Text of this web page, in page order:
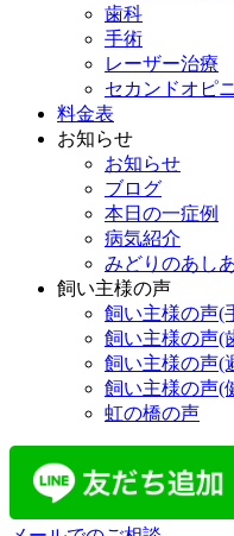
歯科
手術
レーザー治療
セカンドオピ
料金表
お知らせ
お知らせ
ブログ
本日の一症例
病気紹介
みどりのあし
飼い主様の声
飼い主様の声(
飼い主様の声(
飼い主様の声(
飼い主様の声(
虹の橋の声